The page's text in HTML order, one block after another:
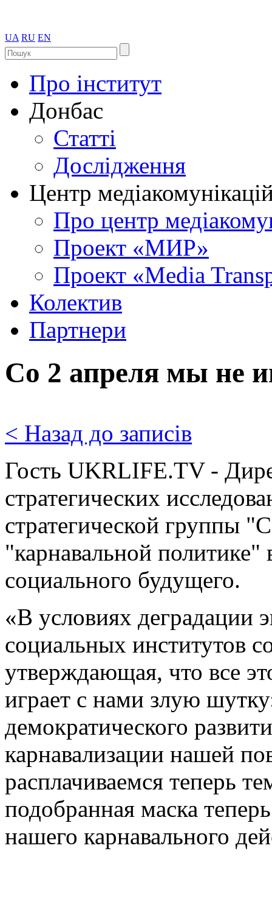
UA RU EN
Про інститут
Донбас
Статті
Дослідження
Центр
Про центр
Проект «МИР»
Проект «Media
Колектив
Партнери
Со 2 апреля мы не
< Назад до записів
Гость UKRLIFE.TV -
стратегических
стратегической группы
"карнавальной
социального будущего.
«В условиях деградации
социальных институтов
утверждающая, что все
играет с нами злую
демократического
карнавализации нашей
расплачиваемся теперь
подобранная маска
нашего карнавального